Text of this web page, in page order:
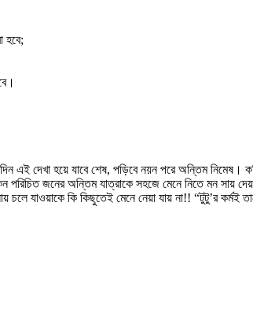
হবে;
এই দেখা হয়ে যাবে শেষ, পড়িবে নয়ন পরে অন্তিম নিমেষ।
পরিচিত জনের অন্তিম যাত্রাকে সহজে মেনে নিতে মন
যাওয়াকে কি কিছুতেই মেনে নেয়া যায় না!! “টুটু’র কর্মই